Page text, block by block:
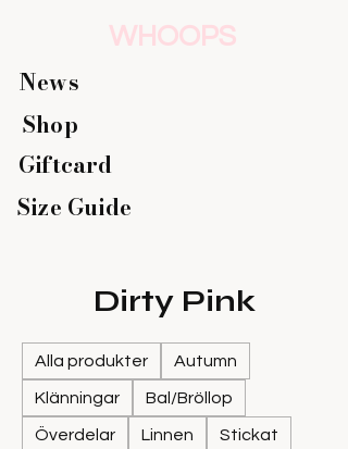
WHOOPS
News
Giftcard
Size Guide
Shop
Dirty Pink
Alla produkter Autumn
Klänningar Bal/Bröllop
Överdelar Linnen Stickat